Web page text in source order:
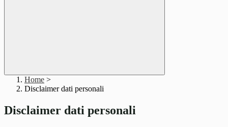
Home >
Disclaimer dati personali
Disclaimer dati personali